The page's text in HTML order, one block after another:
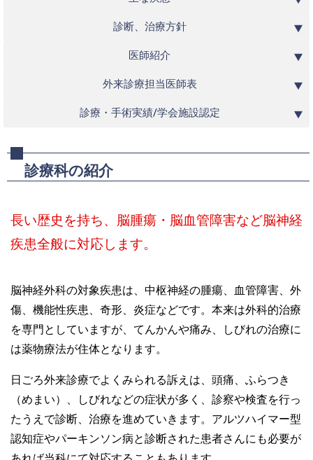
診断、治療方針
医師紹介
外来診療担当医師表
診療・手術実績/学会施設認定
診療科の紹介
長い歴史を持ち、脳腫瘍・脳血管障害など脳神経
疾患全般に対応します。
脳神経外科の対象疾患は、中枢神経の腫瘍、血管障害、外
傷、機能性疾患、奇形、炎症などです。本来は外科的治療
を専門としていますが、てんかんや痛み、しびれの治療に
は薬物療法が住体となります。
日ごろ外来診療でよくみられる訴えは、頭痛、ふらつき
（めまい）、しびれなどの症状が多く、診察や検査を行っ
たうえで診断、治療を進めていきます。アルツハイマー型
認知症やパーキンソン病と診断された患者さんにも必要が